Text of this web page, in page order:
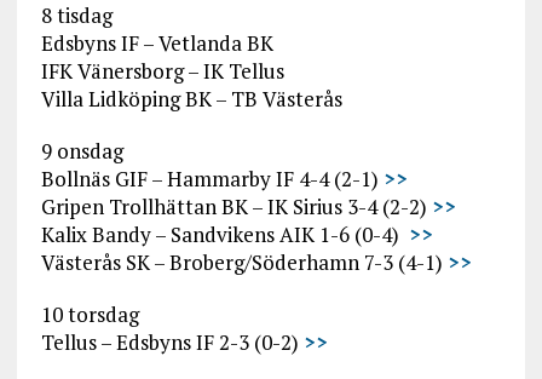
8 tisdag
Edsbyns IF – Vetlanda BK
IFK Vänersborg – IK Tellus
Villa Lidköping BK – TB Västerås
9 onsdag
Bollnäs GIF – Hammarby IF 4-4 (2-1) >>
Gripen Trollhättan BK – IK Sirius 3-4 (2-2) >>
Kalix Bandy – Sandvikens AIK 1-6 (0-4) >>
Västerås SK – Broberg/Söderhamn 7-3 (4-1) >>
10 torsdag
Tellus – Edsbyns IF 2-3 (0-2) >>